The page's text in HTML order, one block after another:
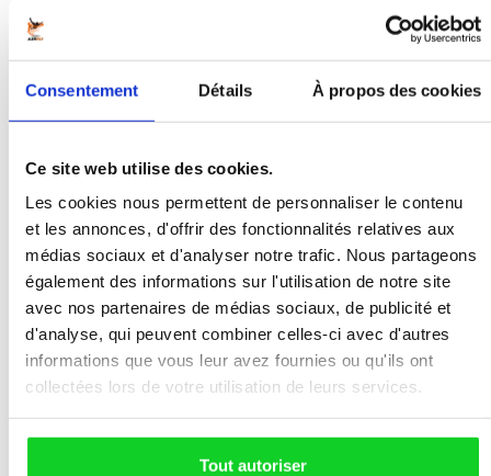
Consentement Détails À propos des cookies
Ce site web utilise des cookies.
Les cookies nous permettent de personnaliser le contenu
et les annonces, d'offrir des fonctionnalités relatives aux
médias sociaux et d'analyser notre trafic. Nous partageons
également des informations sur l'utilisation de notre site
avec nos partenaires de médias sociaux, de publicité et
d'analyse, qui peuvent combiner celles-ci avec d'autres
informations que vous leur avez fournies ou qu'ils ont
collectées lors de votre utilisation de leurs services.
Tout autoriser
Commentaire
Nom
E-mail*